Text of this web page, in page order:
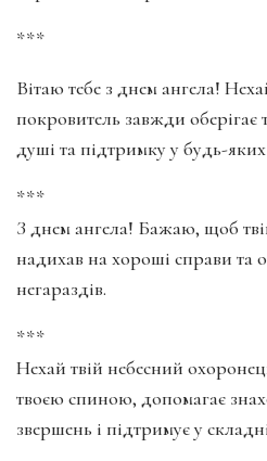
***
Вітаю тебе з днем ангела!
покровитель завжди
душі та підтримку у будь-
***
З днем ангела! Бажаю, щоб
надихав на хороші справи та
негараздів.
***
Нехай твій небесний
твоєю спиною, допомагає
звершень і підтримує у